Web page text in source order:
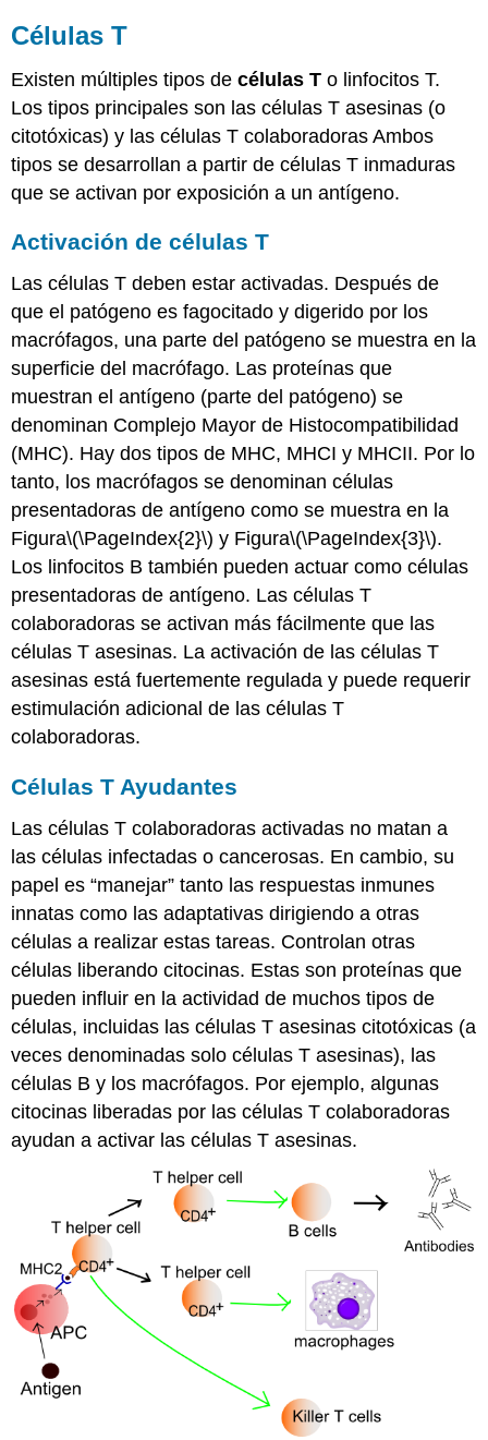
Células T
Existen múltiples tipos decélulas T o linfocitos T.
Los tipos principales son las células T asesinas (o
citotóxicas) y las células T colaboradoras Ambos
tipos se desarrollan a partir de células T inmaduras
que se activan por exposición a un antígeno.
Activación de células T
Las células T deben estar activadas. Después de
que el patógeno es fagocitado y digerido por los
macrófagos, una parte del patógeno se muestra en la
superficie del macrófago. Las proteínas que
muestran el antígeno (parte del patógeno) se
denominan Complejo Mayor de Histocompatibilidad
(MHC). Hay dos tipos de MHC, MHCI y MHCII. Por lo
tanto, los macrófagos se denominan células
presentadoras de antígeno como se muestra en la
Figura\(\PageIndex{2}\) y Figura\(\PageIndex{3}\).
Los linfocitos B también pueden actuar como células
presentadoras de antígeno. Las células T
colaboradoras se activan más fácilmente que las
células T asesinas. La activación de las células T
asesinas está fuertemente regulada y puede requerir
estimulación adicional de las células T
colaboradoras.
Células T Ayudantes
Las células T colaboradoras activadas no matan a
las células infectadas o cancerosas. En cambio, su
papel es “manejar” tanto las respuestas inmunes
innatas como las adaptativas dirigiendo a otras
células a realizar estas tareas. Controlan otras
células liberando citocinas. Estas son proteínas que
pueden influir en la actividad de muchos tipos de
células, incluidas las células T asesinas citotóxicas (a
veces denominadas solo células T asesinas), las
células B y los macrófagos. Por ejemplo, algunas
citocinas liberadas por las células T colaboradoras
ayudan a activar las células T asesinas.